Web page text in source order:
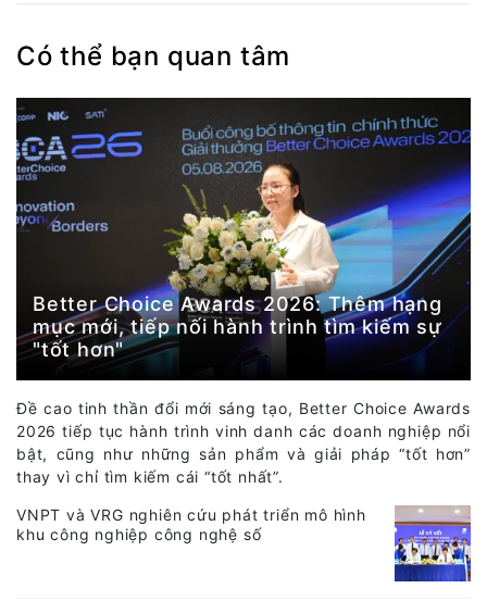
Có thể bạn quan tâm
Better Choice Awards 2026: Thêm hạng
mục mới, tiếp nối hành trình tìm kiếm sự
"tốt hơn"
Đề cao tinh thần đổi mới sáng tạo, Better Choice Awards
2026 tiếp tục hành trình vinh danh các doanh nghiệp nổi
bật, cũng như những sản phẩm và giải pháp “tốt hơn”
thay vì chỉ tìm kiếm cái “tốt nhất”.
VNPT và VRG nghiên cứu phát triển mô hình
khu công nghiệp công nghệ số